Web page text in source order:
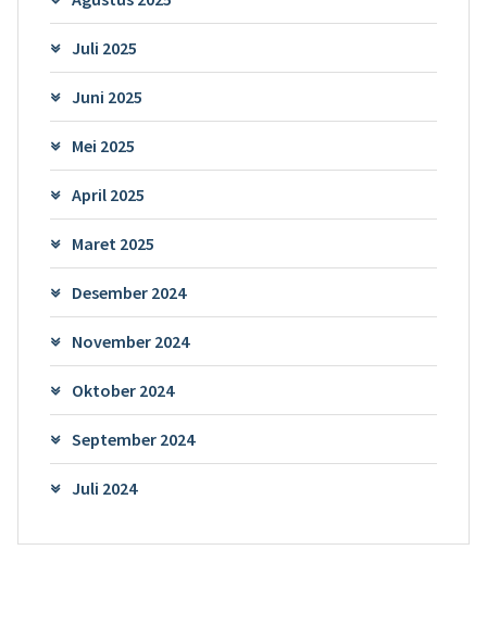
Juli 2025
Juni 2025
Mei 2025
April 2025
Maret 2025
Desember 2024
November 2024
Oktober 2024
September 2024
Juli 2024